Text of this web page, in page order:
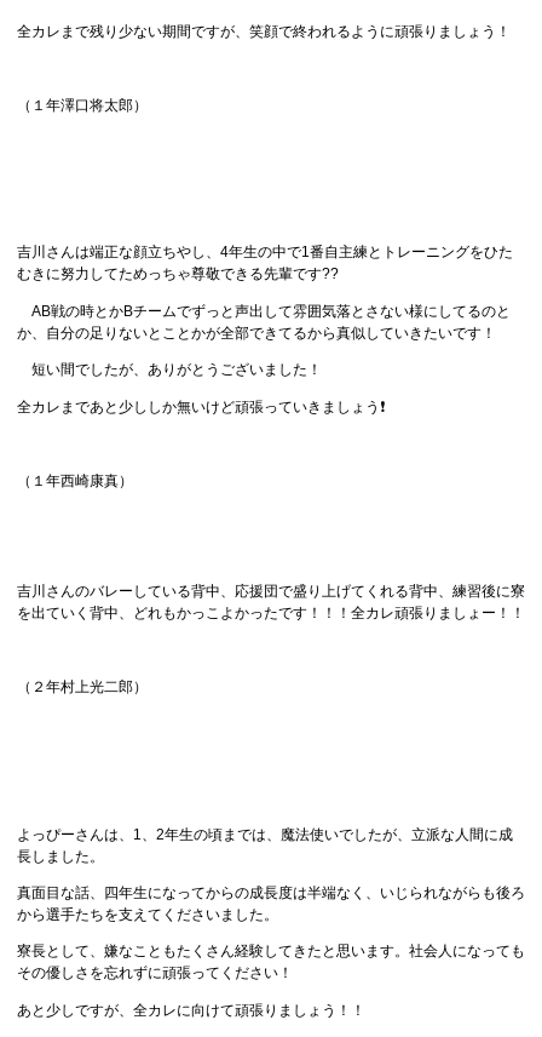
全カレまで残り少ない期間ですが、笑顔で終われるように頑張りましょう！
（１年澤口将太郎）
吉川さんは端正な顔立ちやし、4年生の中で1番自主練とトレーニングをひた
むきに努力してためっちゃ尊敬できる先輩です??
AB戦の時とかBチームでずっと声出して雰囲気落とさない様にしてるのと
か、自分の足りないとことかが全部できてるから真似していきたいです！
短い間でしたが、ありがとうございました！
全カレまであと少ししか無いけど頑張っていきましょう❗️
（１年西崎康真）
吉川さんのバレーしている背中、応援団で盛り上げてくれる背中、練習後に寮
を出ていく背中、どれもかっこよかったです！！！全カレ頑張りましょー！！
（２年村上光二郎）
よっぴーさんは、1、2年生の頃までは、魔法使いでしたが、立派な人間に成
長しました。
真面目な話、四年生になってからの成長度は半端なく、いじられながらも後ろ
から選手たちを支えてくださいました。
寮長として、嫌なこともたくさん経験してきたと思います。社会人になっても
その優しさを忘れずに頑張ってください！
あと少しですが、全カレに向けて頑張りましょう！！